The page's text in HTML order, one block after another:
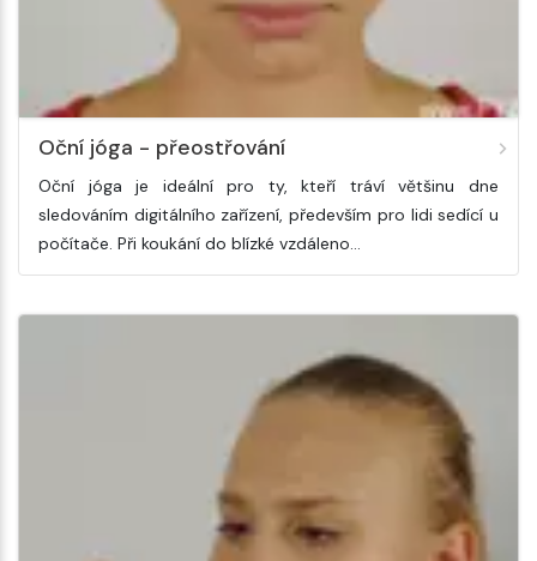
Oční jóga - přeostřování
Oční jóga je ideální pro ty, kteří tráví většinu dne
sledováním digitálního zařízení, především pro lidi sedící u
počítače. Při koukání do blízké vzdáleno…